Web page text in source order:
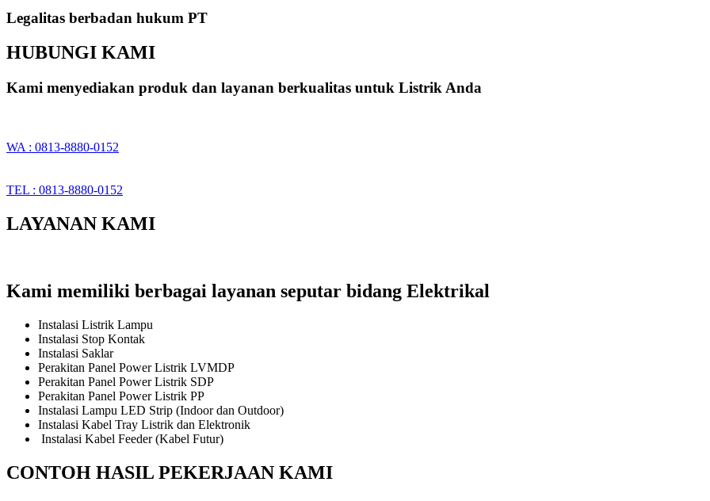
Legalitas berbadan hukum PT
HUBUNGI KAMI
Kami menyediakan produk dan layanan berkualitas untuk Listrik Anda
WA : 0813-8880-0152
TEL : 0813-8880-0152
LAYANAN KAMI
Kami memiliki berbagai layanan seputar bidang Elektrikal
Instalasi Listrik Lampu
Instalasi Stop Kontak
Instalasi Saklar
Perakitan Panel Power Listrik LVMDP
Perakitan Panel Power Listrik SDP
Perakitan Panel Power Listrik PP
Instalasi Lampu LED Strip (Indoor dan Outdoor)
Instalasi Kabel Tray Listrik dan Elektronik
Instalasi Kabel Feeder (Kabel Futur)
CONTOH HASIL PEKERJAAN KAMI